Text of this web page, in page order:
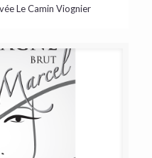
Le Camin Viognier